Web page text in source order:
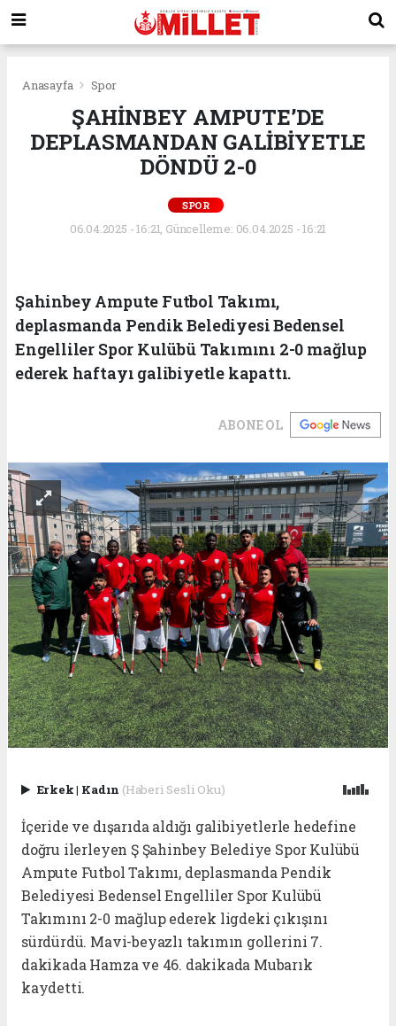
Anasayfa Spor
ŞAHİNBEY AMPUTE’DE
DEPLASMANDAN GALİBİYETLE
DÖNDÜ 2-0
SPOR
06.04.2025 - 16:21, Güncelleme: 06.04.2025 - 16:21
Şahinbey Ampute Futbol Takımı,
deplasmanda Pendik Belediyesi Bedensel
Engelliler Spor Kulübü Takımını 2-0 mağlup
ederek haftayı galibiyetle kapattı.
ABONE OL
Erkek| Kadın (Haberi Sesli Oku)
İçeride ve dışarıda aldığı galibiyetlerle hedefine
doğru ilerleyen Ş Şahinbey Belediye Spor Kulübü
Ampute Futbol Takımı, deplasmanda Pendik
Belediyesi Bedensel Engelliler Spor Kulübü
Takımını 2-0 mağlup ederek ligdeki çıkışını
sürdürdü. Mavi-beyazlı takımın gollerini 7.
dakikada Hamza ve 46. dakikada Mubarık
kaydetti.